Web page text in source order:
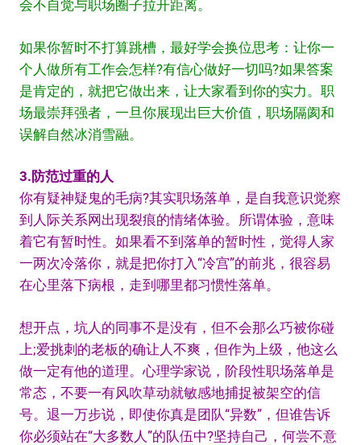
会不自觉与职场圈子拉开距离。
如果你暂时不打算跳槽，最好学会换位思考：让你一
个人做所有工作会怎样?有信心做好一切吗?如果答案
是肯定的，就把它做出来，让大家看到你的实力。职
场最崇拜强者，一旦你展现出巨大价值，职场隔阂和
误解自然冰消雪融。
3.防范过重的人
你有疑神疑鬼的毛病?其实职场落单，是自我意识觉察
到人际关系网出现裂痕的情绪体验。所谓体验，意味
着它有暂时性。如果看不到落单的暂时性，觉得人家
一两次冷落你，就是把你打入“冷宫”的前兆，很容易
在心里落下病根，走到哪里都习惯性落单。
想开点，坑人的同事不是没有，但不会那么巧被你碰
上;爱挑刺的老板的确让人不爽，但作为上级，他这么
做一定有他的道理。心理学家说，阶段性职场落单是
常态，不要一有风吹草动就敏感地捕捉被架空的信
号。退一万步说，即使你真是团队“异数”，但谁告诉
你必须站在“大多数人”的队伍中?坚持自己，何尝不意